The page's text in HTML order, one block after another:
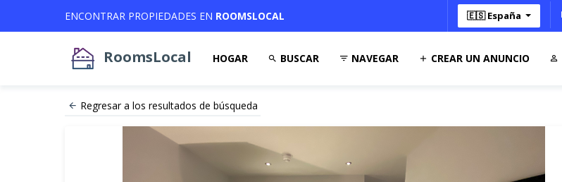
ENCONTRAR PROPIEDADES EN ROOMSLOCAL 🇪🇸 España
RoomsLocal HOGAR BUSCAR NAVEGAR CREAR UN ANUNCIO
Regresar a los resultados de búsqueda